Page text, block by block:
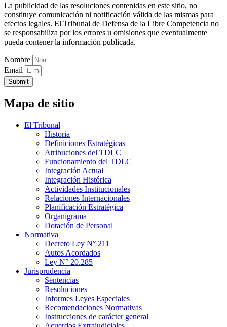
La publicidad de las resoluciones contenidas en este sitio, no
constituye comunicación ni notificación válida de las mismas para
efectos legales. El Tribunal de Defensa de la Libre Competencia no
se responsabiliza por los errores u omisiones que eventualmente
pueda contener la información publicada.
Nombre
Email
Submit
Mapa de sitio
El Tribunal
Historia
Definiciones Estratégicas
Atribuciones del TDLC
Funcionamiento del TDLC
Integración Actual
Integración Histórica
Actividades Institucionales
Relaciones Internacionales
Planificación Estratégica
Organigrama
Dotación de Personal
Normativa
Decreto Ley N° 211
Autos Acordados
Ley N° 20.285
Jurisprudencia
Sentencias
Resoluciones
Informes Leyes Especiales
Recomendaciones Normativas
Instrucciones de carácter general